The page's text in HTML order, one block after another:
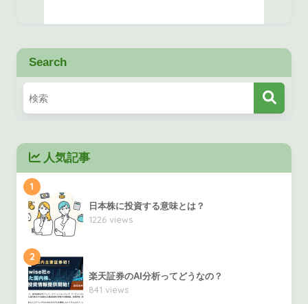
Search
人気記事
1
日本株に投資する意味とは？
1226 views
2
楽天証券のAI分析ってどうなの？
841 views